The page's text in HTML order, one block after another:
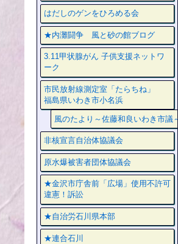
はだしのゲンをひろめる会
★内灘闘争 風と砂の館ブログ
3.11甲状腺がん 子供支援ネットワ
ーク
市民放射線測定室「たらちね」
福島県いわき市小名浜
風のたより～佐藤和良いわき市議～
非核宣言自治体協議会
原水爆被害者団体協議会
★金沢市庁舎前「広場」使用不許可
違憲！訴訟
★自治労石川県本部
★連合石川